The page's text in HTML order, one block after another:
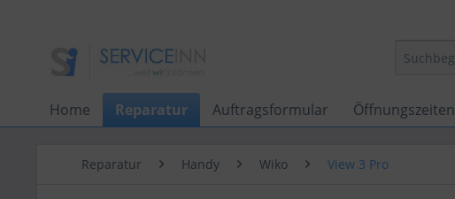
Home Reparatur Auftragsformular Öffnungszeiten
Reparatur Handy Wiko View 3 Pro